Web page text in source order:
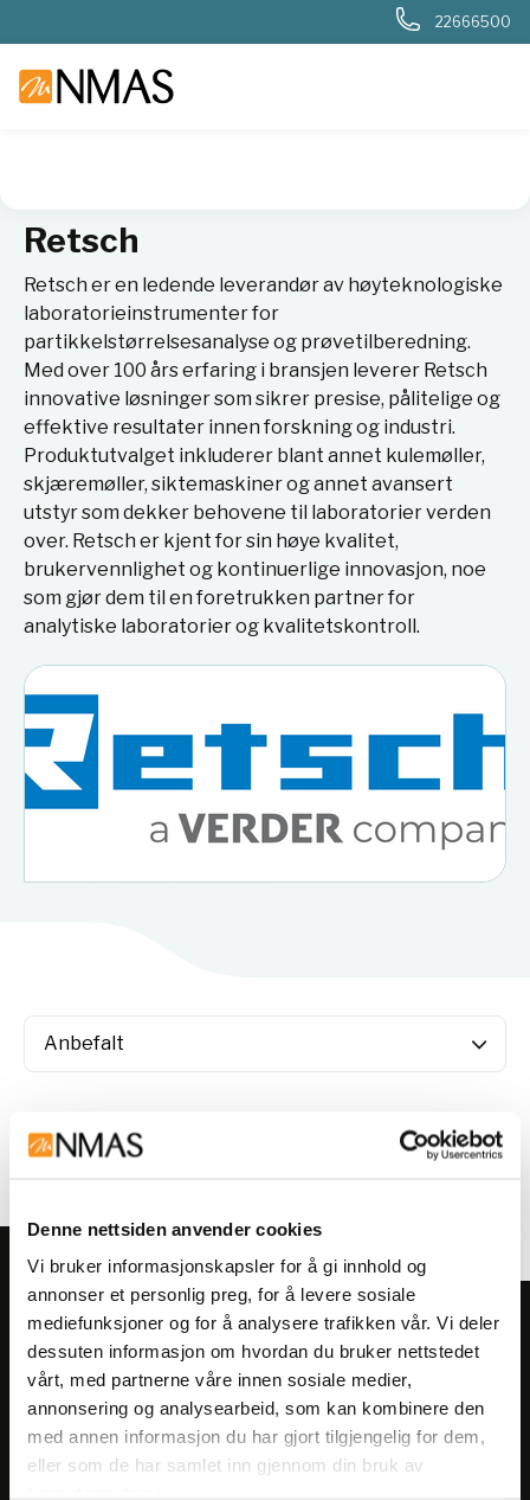
Denne nettsiden anvender cookies
Vi bruker informasjonskapsler for å gi innhold og
annonser et personlig preg, for å levere sosiale
mediefunksjoner og for å analysere trafikken vår. Vi deler
dessuten informasjon om hvordan du bruker nettstedet
vårt, med partnerne våre innen sosiale medier,
annonsering og analysearbeid, som kan kombinere den
med annen informasjon du har gjort tilgjengelig for dem,
eller som de har samlet inn gjennom din bruk av
22666500
Retsch
Retsch er en ledende leverandør av høyteknologiske
laboratorieinstrumenter for
partikkelstørrelsesanalyse og prøvetilberedning.
Med over 100 års erfaring i bransjen leverer Retsch
innovative løsninger som sikrer presise, pålitelige og
effektive resultater innen forskning og industri.
Produktutvalget inkluderer blant annet kulemøller,
skjæremøller, siktemaskiner og annet avansert
utstyr som dekker behovene til laboratorier verden
over. Retsch er kjent for sin høye kvalitet,
brukervennlighet og kontinuerlige innovasjon, noe
som gjør dem til en foretrukken partner for
analytiske laboratorier og kvalitetskontroll.
Meld deg på vårt nyhetsbrev!
Få informasjon om produkter,
arrangementer og kampanjer.
Meld på nyhetsbrev